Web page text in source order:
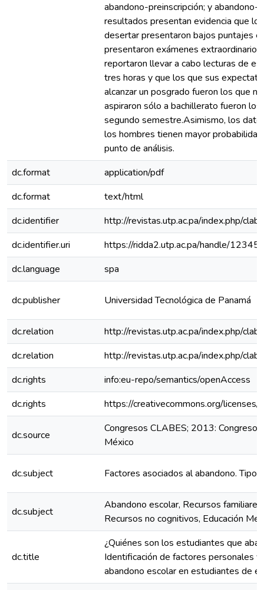
abandono-preinscripción; y
resultados presentan evidencia que
desertar presentaron bajos puntajes
presentaron exámenes
reportaron llevar a cabo lecturas de
tres horas y que los que sus
alcanzar un posgrado fueron los que
aspiraron sólo a bachillerato fueron
segundo semestre.Asimismo, los
los hombres tienen mayor
punto de análisis.
dc.format
application/pdf
dc.format
text/html
dc.identifier
http://revistas.utp.ac.pa/index.php/
dc.identifier.uri
https://ridda2.utp.ac.pa/handle/
dc.language
spa
dc.publisher Universidad Tecnológica de Panamá
dc.relation
http://revistas.utp.ac.pa/index.php/
dc.relation
http://revistas.utp.ac.pa/index.php/
dc.rights
info:eu-repo/semantics/openAccess
dc.rights
https://creativecommons.org/
dc.source
Congresos CLABES; 2013: Congreso
México
dc.subject Factores asociados al abandono.
dc.subject
Abandono escolar, Recursos
Recursos no cognitivos, Educación
dc.title
¿Quiénes son los estudiantes que
Identificación de factores personales
abandono escolar en estudiantes de